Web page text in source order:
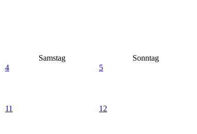
Samstag
Sonntag
4 5
11 12